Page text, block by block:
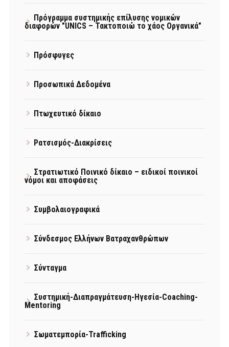
Πρόγραμμα συστημικής επίλυσης νομικών
διαφορών "UNICS – Τακτοποιώ το χάος Οργανικά"
Πρόσφυγες
Προσωπικά Δεδομένα
Πτωχευτικό δίκαιο
Ρατσισμός-Διακρίσεις
Στρατιωτικό Ποινικό δίκαιο – ειδικοί ποινικοί
νόμοι και αποφάσεις
Συμβολαιογραφικά
Σύνδεσμος Ελλήνων Βατραχανθρώπων
Σύνταγμα
Συστημική-Διαπραγμάτευση-Ηγεσία-Coaching-
Mentoring
Σωματεμπορία-Trafficking